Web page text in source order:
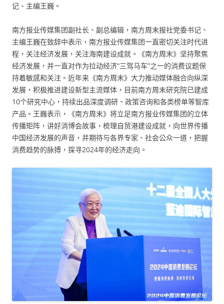
记、主编王巍。
南方报业传媒集团副社长、副总编辑，南方周末报社党委书记、
主编王巍在致辞中表示，南方报业传媒集团一直密切关注时代进
程，关注经济发展，关注海南建设成就。《南方周末》坚持聚焦
经济发展，并一直对作为拉动经济“三驾马车”之一的消费议题保
持着敏感和关注。近年来《南方周末》大力推动媒体融合向纵深
发展，积极推进建设新型主流媒体，目前南方周末研究院已建成
10个研究中心，持续出品深度调研、政策咨询和各类榜单等智库
产品。王巍表示，《南方周末》将立足南方报业传媒集团的立体
传播矩阵，讲好消博会故事，梳理自贸港建设成就，向世界传播
中国经济发展的声音，并期待与各界专家、社会公众一道，把握
消费趋势的脉搏，探寻2024年的经济走向。